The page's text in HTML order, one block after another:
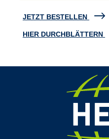
JETZT BESTELLEN
HIER DURCHBLÄTTERN